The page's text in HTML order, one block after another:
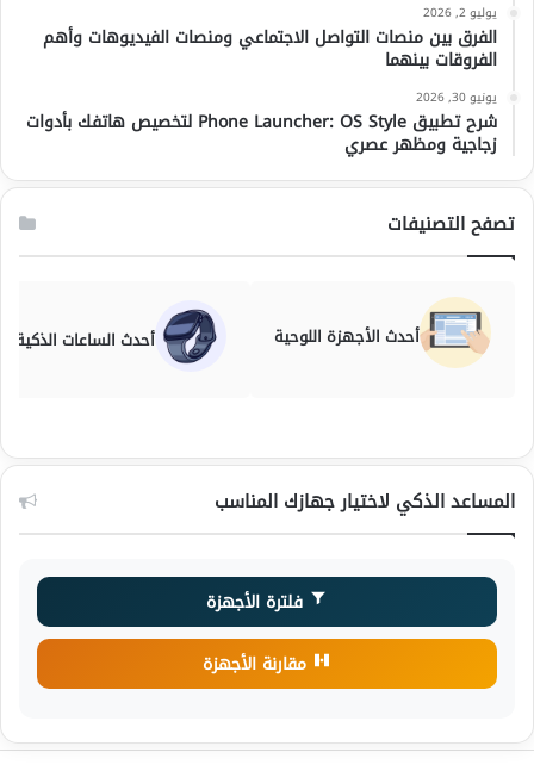
يوليو 2, 2026
الفرق بين منصات التواصل الاجتماعي ومنصات الفيديوهات وأهم
الفروقات بينهما
يونيو 30, 2026
شرح تطبيق Phone Launcher: OS Style لتخصيص هاتفك بأدوات
زجاجية ومظهر عصري
تصفح التصنيفات
أحدث الأجهزة اللوحية أحدث الساعات الذكية
المساعد الذكي لاختيار جهازك المناسب
فلترة الأجهزة
مقارنة الأجهزة